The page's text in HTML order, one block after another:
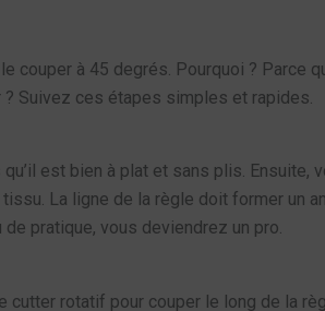
couper à 45 degrés. Pourquoi ? Parce
Suivez ces étapes simples et rapides.
est bien à plat et sans plis. Ensuite,
La ligne de la règle doit former un
pratique, vous deviendrez un pro.
rotatif pour couper le long de la